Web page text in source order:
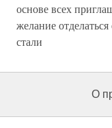
основе всех
желание
стали
О